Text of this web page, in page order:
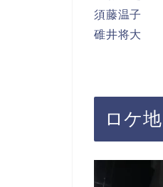
須藤温子
碓井将大
ロケ